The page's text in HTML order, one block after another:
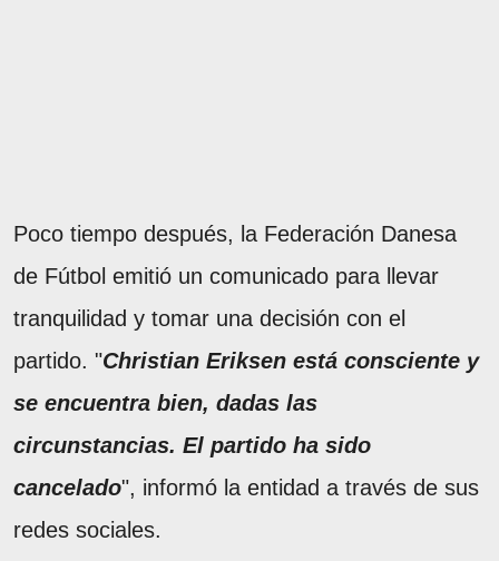
Poco tiempo después, la Federación Danesa
de Fútbol emitió un comunicado para llevar
tranquilidad y tomar una decisión con el
partido. "Christian Eriksen está consciente y
se encuentra bien, dadas las
circunstancias. El partido ha sido
cancelado", informó la entidad a través de sus
redes sociales.